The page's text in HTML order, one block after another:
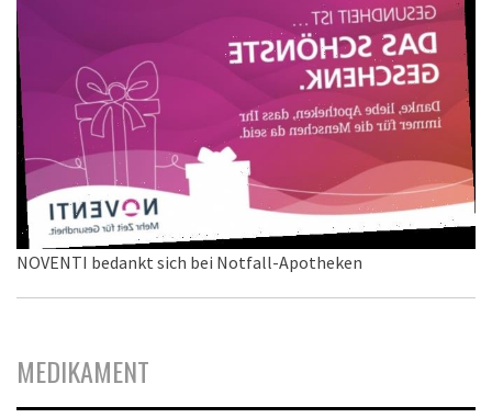
NOVENTI bedankt sich bei Notfall-Apotheken
MEDIKAMENT